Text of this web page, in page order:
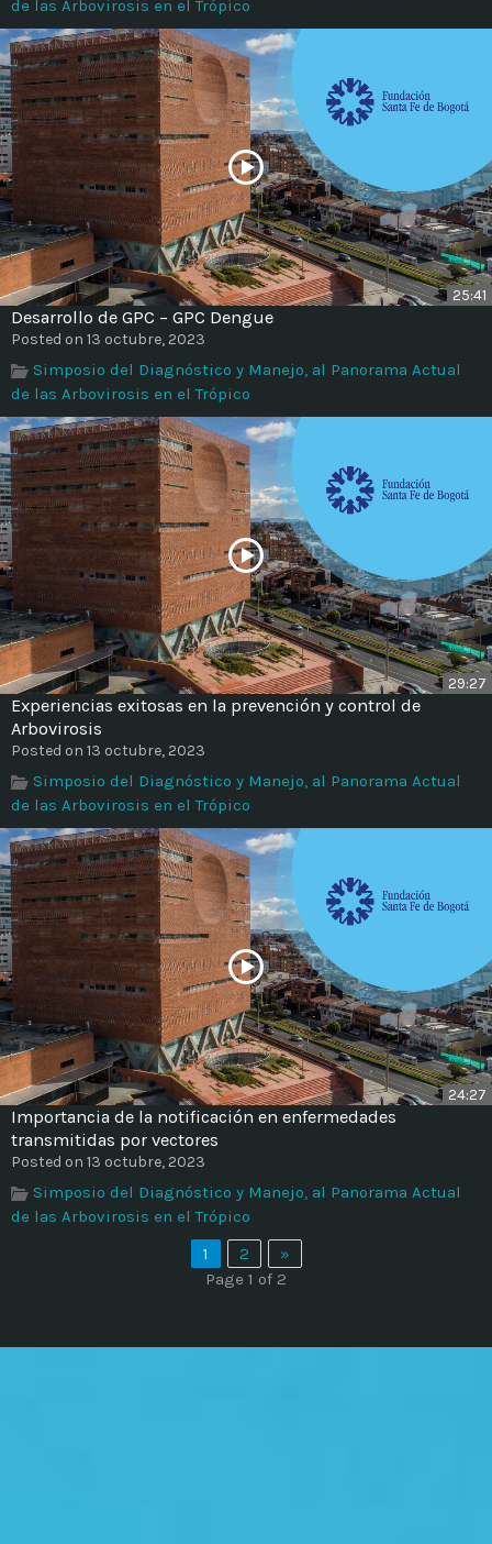
de las Arbovirosis en el Trópico
25:41
Desarrollo de GPC – GPC Dengue
Posted on 13 octubre, 2023
Simposio del Diagnóstico y Manejo, al Panorama Actual
de las Arbovirosis en el Trópico
29:27
Experiencias exitosas en la prevención y control de
Arbovirosis
Posted on 13 octubre, 2023
Simposio del Diagnóstico y Manejo, al Panorama Actual
de las Arbovirosis en el Trópico
24:27
Importancia de la notificación en enfermedades
transmitidas por vectores
Posted on 13 octubre, 2023
Simposio del Diagnóstico y Manejo, al Panorama Actual
de las Arbovirosis en el Trópico
1
2
»
Page 1 of 2